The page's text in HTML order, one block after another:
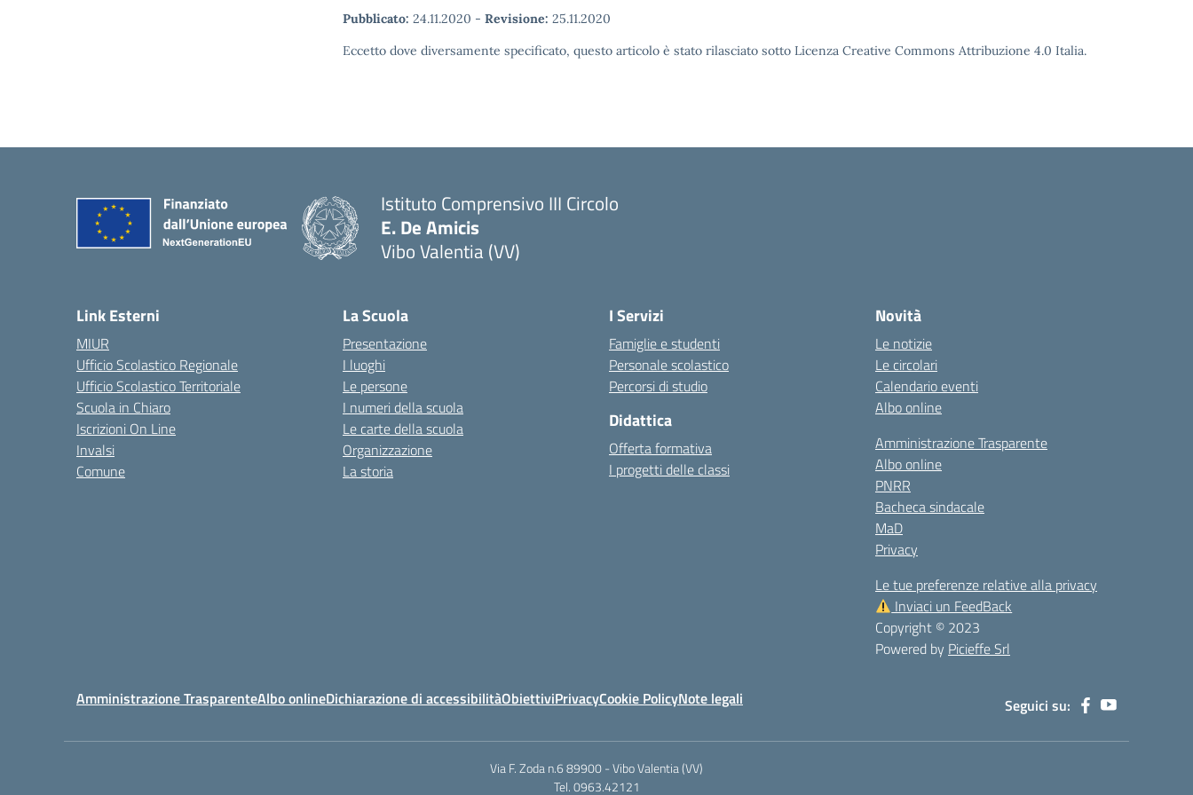
Pubblicato: 24.11.2020 - Revisione: 25.11.2020
Eccetto dove diversamente specificato, questo articolo è stato rilasciato sotto Licenza Creative Commons Attribuzione 4.0 Italia.
Istituto Comprensivo III Circolo
E. De Amicis
Vibo Valentia (VV)
Link Esterni
MIUR
Ufficio Scolastico Regionale
Ufficio Scolastico Territoriale
Scuola in Chiaro
Iscrizioni On Line
Invalsi
Comune
La Scuola
Presentazione
I luoghi
Le persone
I numeri della scuola
Le carte della scuola
Organizzazione
La storia
I Servizi
Famiglie e studenti
Personale scolastico
Percorsi di studio
Didattica
Offerta formativa
I progetti delle classi
Novità
Le notizie
Le circolari
Calendario eventi
Albo online
Amministrazione Trasparente
Albo online
PNRR
Bacheca sindacale
MaD
Privacy
Le tue preferenze relative alla privacy
Inviaci un FeedBack
Copyright © 2023
Powered by Picieffe Srl
Amministrazione TrasparenteAlbo onlineDichiarazione di accessibilitàObiettiviPrivacyCookie PolicyNote legali Seguici su:
Via F. Zoda n.6 89900 - Vibo Valentia (VV)
Tel. 0963.42121